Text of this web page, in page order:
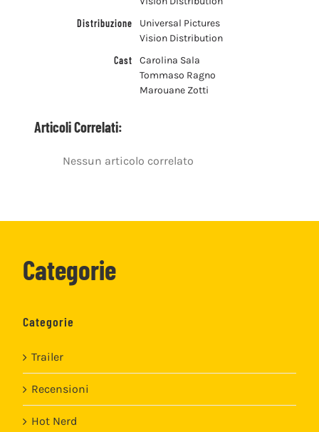
Distribuzione
Universal Pictures
Vision Distribution
Cast
Carolina Sala
Tommaso Ragno
Marouane Zotti
Articoli Correlati:
Nessun articolo correlato
Categorie
Categorie
Trailer
Recensioni
Hot Nerd